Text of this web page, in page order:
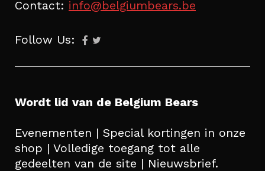
Contact: info@belgiumbears.be
Follow Us:
Wordt lid van de Belgium Bears
Evenementen | Special kortingen in onze
shop | Volledige toegang tot alle
gedeelten van de site | Nieuwsbrief.